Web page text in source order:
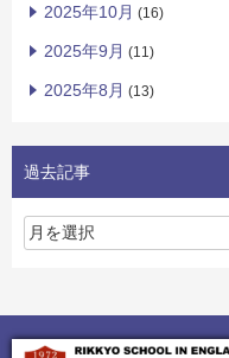
2025年10月 (16)
2025年9月 (11)
2025年8月 (13)
過去記事